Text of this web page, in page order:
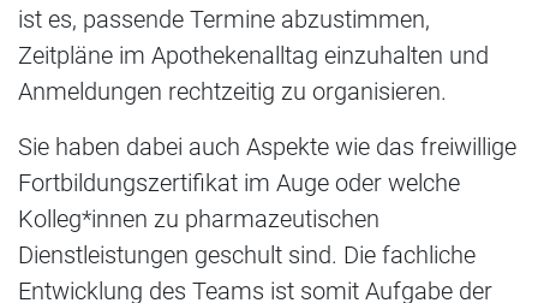
ist es, passende Termine abzustimmen,
Zeitpläne im Apothekenalltag einzuhalten und
Anmeldungen rechtzeitig zu organisieren.
Sie haben dabei auch Aspekte wie das freiwillige
Fortbildungszertifikat im Auge oder welche
Kolleg*innen zu pharmazeutischen
Dienstleistungen geschult sind. Die fachliche
Entwicklung des Teams ist somit Aufgabe der